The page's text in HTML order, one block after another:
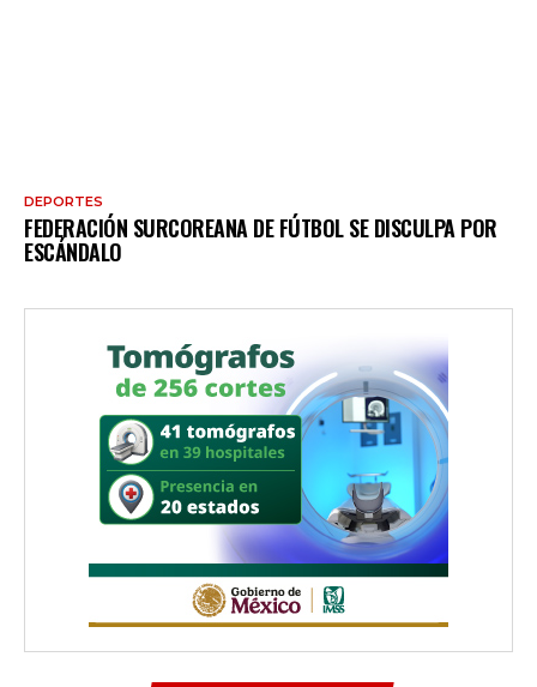
DEPORTES
FEDERACIÓN SURCOREANA DE FÚTBOL SE DISCULPA POR
ESCÁNDALO